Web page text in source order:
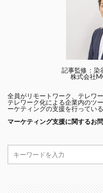
記事監修：染
株式会社
全員がリモートワーク、テレワ
テレワーク化による企業内のツ
ーケティングの支援を行っている
マーケティング支援に関するお